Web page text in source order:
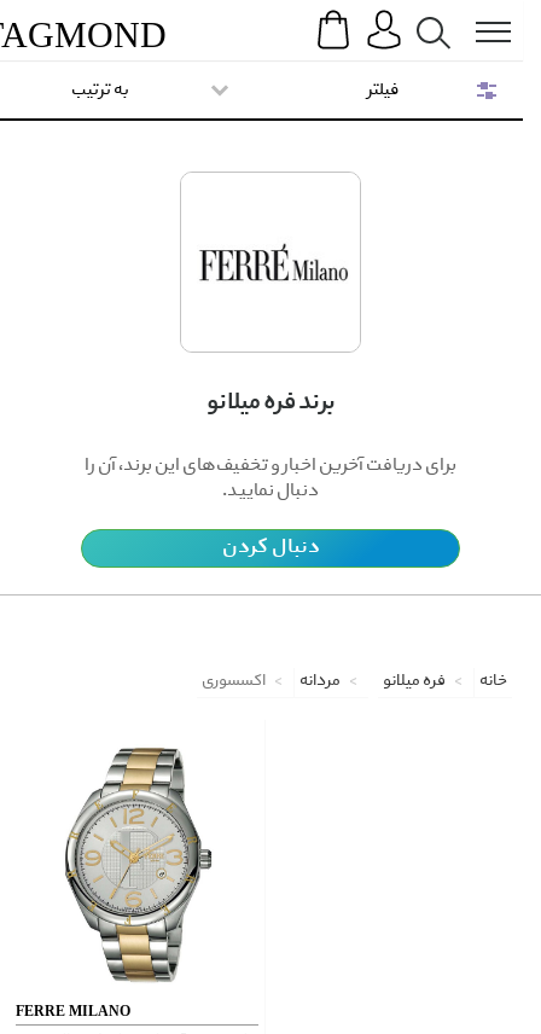
Search
TAGMOND
برند فره میلانو
برای دریافت آخرین اخبار و تخفیف‌های این برند، آن را
دنبال نمایید.
دنبال کردن
به ترتیب
خانه فره میلانو مردانه اکسسوری
FERRE MILANO
فیلتر